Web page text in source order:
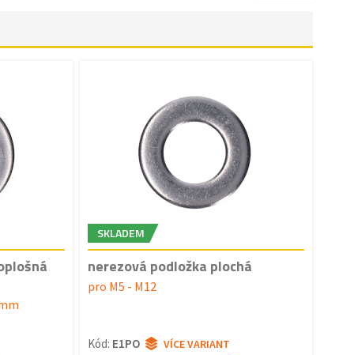
SKLADEM
nerezová podložka plochá
pro M5 - M12
Kód: E1PO
VÍCE VARIANT